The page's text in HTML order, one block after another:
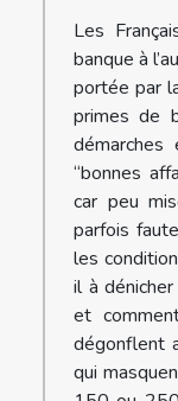
Les
banque à
portée par
primes de
“bonnes
car peu
parfois
les
il à
et
dégonflent
qui